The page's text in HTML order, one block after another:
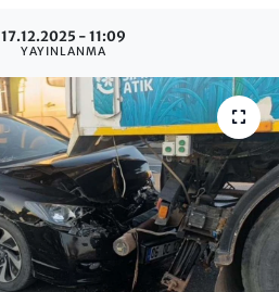
17.12.2025 - 11:09
YAYINLANMA